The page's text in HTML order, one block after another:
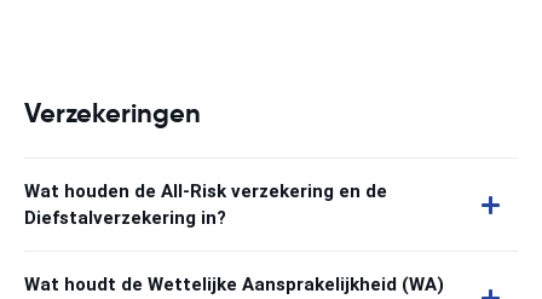
Verzekeringen
Wat houden de All-Risk verzekering en de
Diefstalverzekering in?
Wat houdt de Wettelijke Aansprakelijkheid (WA)